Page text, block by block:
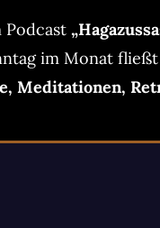
Podcast
im Monat fließt
Meditationen,